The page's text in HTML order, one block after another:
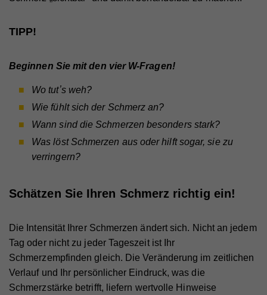
TIPP!
Beginnen Sie mit den vier W-Fragen!
Wo tutʼs weh?
Wie fühlt sich der Schmerz an?
Wann sind die Schmerzen besonders stark?
Was löst Schmerzen aus oder hilft sogar, sie zu
verringern?
Schätzen Sie Ihren Schmerz richtig ein!
Die Intensität Ihrer Schmerzen ändert sich. Nicht an jedem
Tag oder nicht zu jeder Tageszeit ist Ihr
Schmerzempfinden gleich. Die Veränderung im zeitlichen
Verlauf und Ihr persönlicher Eindruck, was die
Schmerzstärke betrifft, liefern wertvolle Hinweise